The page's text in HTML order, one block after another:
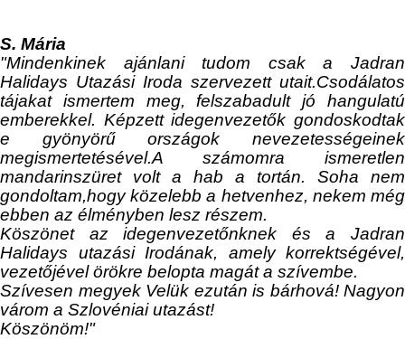
S. Mária
"Mindenkinek ajánlani tudom csak a Jadran
Halidays Utazási Iroda szervezett utait.Csodálatos
tájakat ismertem meg, felszabadult jó hangulatú
emberekkel. Képzett idegenvezetők gondoskodtak
e gyönyörű országok nevezetességeinek
megismertetésével.A számomra ismeretlen
mandarinszüret volt a hab a tortán. Soha nem
gondoltam,hogy közelebb a hetvenhez, nekem még
ebben az élményben lesz részem.
Köszönet az idegenvezetőnknek és a Jadran
Halidays utazási Irodának, amely korrektségével,
vezetőjével örökre belopta magát a szívembe.
Szívesen megyek Velük ezután is bárhová! Nagyon
várom a Szlovéniai utazást!
Köszönöm!"